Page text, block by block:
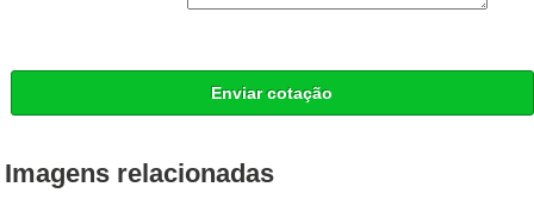
Enviar cotação
Imagens relacionadas